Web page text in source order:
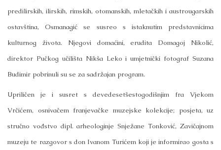
predilirskih, ilirskih, rimskih, otomanskih, mletačkih i austrougarskih
ostavština, Osmanagić se susreo s istaknutim predstavnicima
kulturnog života. Njegovi domaćini, erudita Domagoj Nikolić,
direktor Pučkog učilišta Nikša Leko i umjetnički fotograf Suzana
Budimir pobrinuli su se za sadržajan program.
Upriličen je i susret s devedesetšestogodišnjim fra Vjekom
Vrčićem, osnivačem franjevačke muzejske kolekcije; posjeta, uz
stručno vođstvo dipl. arheologinje Snježane Tonković, Zavičajnom
muzeju te razgovor s don Ivanom Turićem koji je informirao gosta s